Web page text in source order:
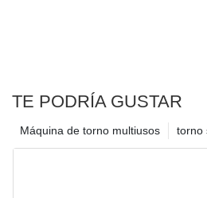
TE PODRÍA GUSTAR
torno
Máquina de torno multiusos